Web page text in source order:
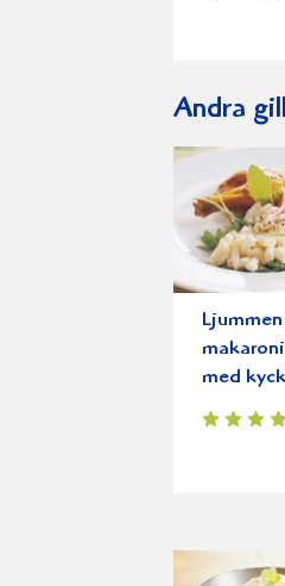
Andra
Ljummen
med